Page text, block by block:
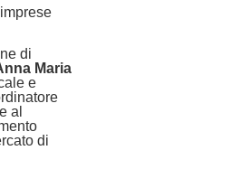
di
Maria
e
al
di